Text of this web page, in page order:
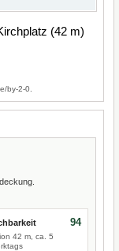
(42 m)
by-2-0.
42 m, ca. 5
94